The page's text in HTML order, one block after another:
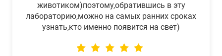
животиком)поэтому,обратившись в эту
лабораторию,можно на самых ранних сроках
узнать,кто именно появится на свет)